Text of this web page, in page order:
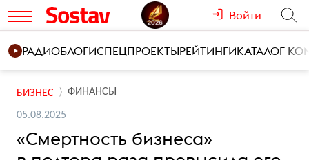
Войти
РАДИОБЛОГИСПЕЦПРОЕКТЫРЕЙТИНГИКАТАЛОГ
БИЗНЕС ФИНАНСЫ
05.08.2025
«Смертность бизнеса»